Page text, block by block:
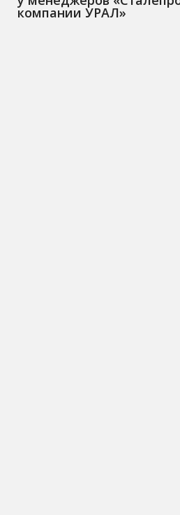
компании УРАЛ»